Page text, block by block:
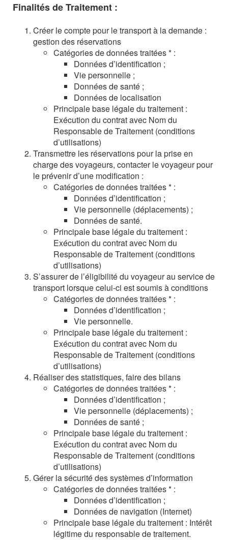
Finalités de Traitement :
Créer le compte pour le transport à la demande :
gestion des réservations
Catégories de données traitées * :
Données d’identification ;
Vie personnelle ;
Données de santé ;
Données de localisation
Principale base légale du traitement :
Exécution du contrat avec Nom du
Responsable de Traitement (conditions
d’utilisations)
Transmettre les réservations pour la prise en
charge des voyageurs, contacter le voyageur pour
le prévenir d’une modification :
Catégories de données traitées * :
Données d’identification ;
Vie personnelle (déplacements) ;
Données de santé.
Principale base légale du traitement :
Exécution du contrat avec Nom du
Responsable de Traitement (conditions
d’utilisations)
S’assurer de l’éligibilité du voyageur au service de
transport lorsque celui-ci est soumis à conditions
Catégories de données traitées * :
Données d’identification ;
Vie personnelle.
Principale base légale du traitement :
Exécution du contrat avec Nom du
Responsable de Traitement (conditions
d’utilisations)
Réaliser des statistiques, faire des bilans
Catégories de données traitées * :
Données d’identification ;
Vie personnelle (déplacements) ;
Données de santé ;
Principale base légale du traitement :
Exécution du contrat avec Nom du
Responsable de Traitement (conditions
d’utilisations)
Gérer la sécurité des systèmes d’information
Catégories de données traitées * :
Données d’identification ;
Données de navigation (Internet)
Principale base légale du traitement : Intérêt
légitime du responsable de traitement.